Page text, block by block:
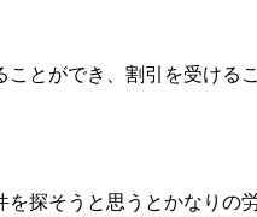
とができ、割引を受ける
探そうと思うとかなりの